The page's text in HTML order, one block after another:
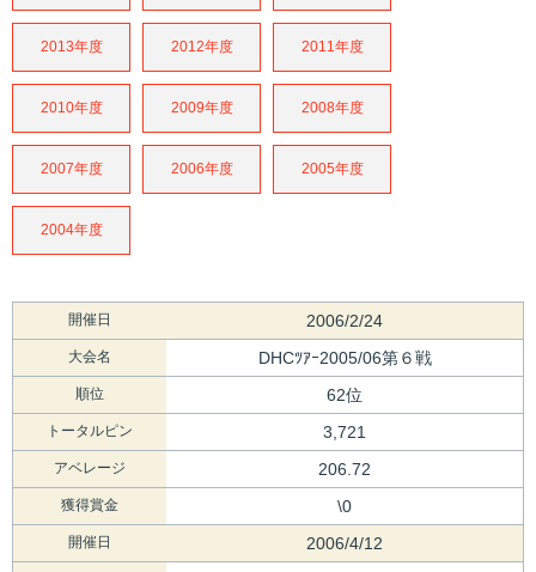
2013年度 2012年度 2011年度
2010年度 2009年度 2008年度
2007年度 2006年度 2005年度
2004年度
開催日 2006/2/24
大会名 DHCﾂｱｰ2005/06第６戦
順位 62位
トータルピン 3,721
アベレージ 206.72
獲得賞金 \0
開催日 2006/4/12